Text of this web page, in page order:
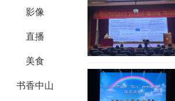
影像
直播
美食
书香中山